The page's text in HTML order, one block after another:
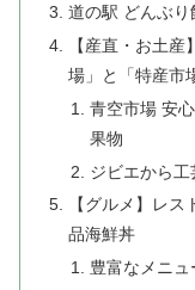
道の駅 どんぶり
【産直・お土
場」と「特産市
青空市場 安
果物
ジビエから
【グルメ】レ
品海鮮丼
豊富なメニ